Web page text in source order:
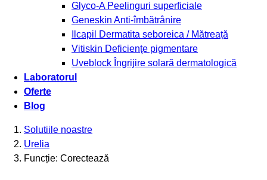
Glyco-A Peelinguri superficiale
Geneskin Anti-îmbătrânire
Ilcapil
Dermatita seboreica / Mătreață
Vitiskin Deficienţe pigmentare
Uveblock Îngrijire solară dermatologică
Laboratorul
Oferte
Blog
Solutiile noastre
Urelia
Funcție: Corectează